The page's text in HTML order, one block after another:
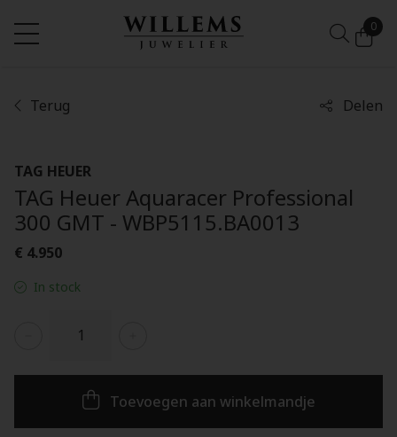
0
Terug Delen
TAG HEUER
TAG Heuer Aquaracer Professional
300 GMT - WBP5115.BA0013
€ 4.950
In stock
Toevoegen aan winkelmandje